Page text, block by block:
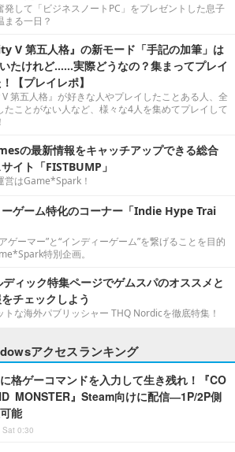
発して「ビジネスノートPC」をプレゼントした息子
まる一日？
V 第五人格』の新モード「手記の加筆」は
たけれど……実際どうなの？集まってプレイ
【プレイレポ】
V 第五人格』が好きな人やプレイしたことある人、全
たことがない人など、様々な4人を集めてプレイして
の最新情報をキャッチアップできる総合
イト「FISTBUMP」
営はGame*Spark！
ーゲーム特化のコーナー「Indie Hype Trai
ゲーマー”と“インディーゲーム”を繋げることを目的
特別企画。
ィック特集ページでゲムスパのオススメと
チェックしよう
トな海外パブリッシャー THQ Nordicを徹底特集！
アクセスランキング
格ゲーコマンドを入力して生き残れ！『CO
MONSTER』Steam向けに配信―1P/2P側
能
Sat 0:30